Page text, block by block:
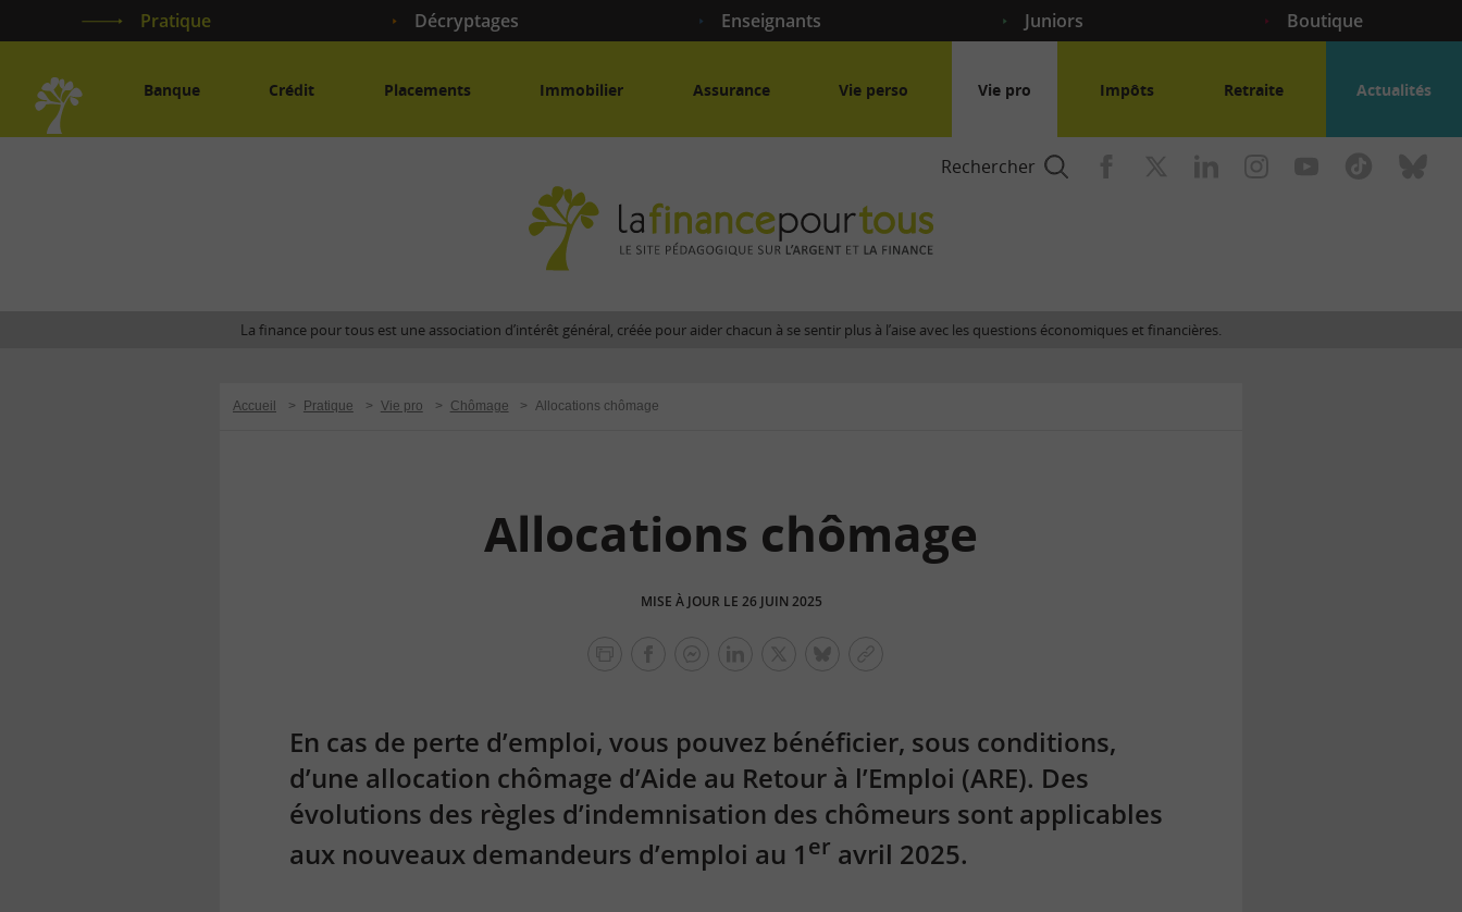
Pratique Décryptages Enseignants Juniors Boutique
Banque Crédit Placements Immobilier Assurance Vie perso Vie pro Impôts Retraite Actualités
Rechercher
finance
site
La finance pour tous est une association d’intérêt général, créée pour aider chacun à se sentir plus à l’aise avec les questions économiques et financières.
Accueil > Pratique > Vie pro > Chômage > Allocations chômage
Allocations chômage
MISE À JOUR LE 26 JUIN 2025
En cas de perte d’emploi, vous pouvez bénéficier, sous conditions,
d’une allocation chômage d’Aide au Retour à l’Emploi (ARE). Des
évolutions des règles d’indemnisation des chômeurs sont applicables
aux nouveaux demandeurs d’emploi au 1 er avril 2025.